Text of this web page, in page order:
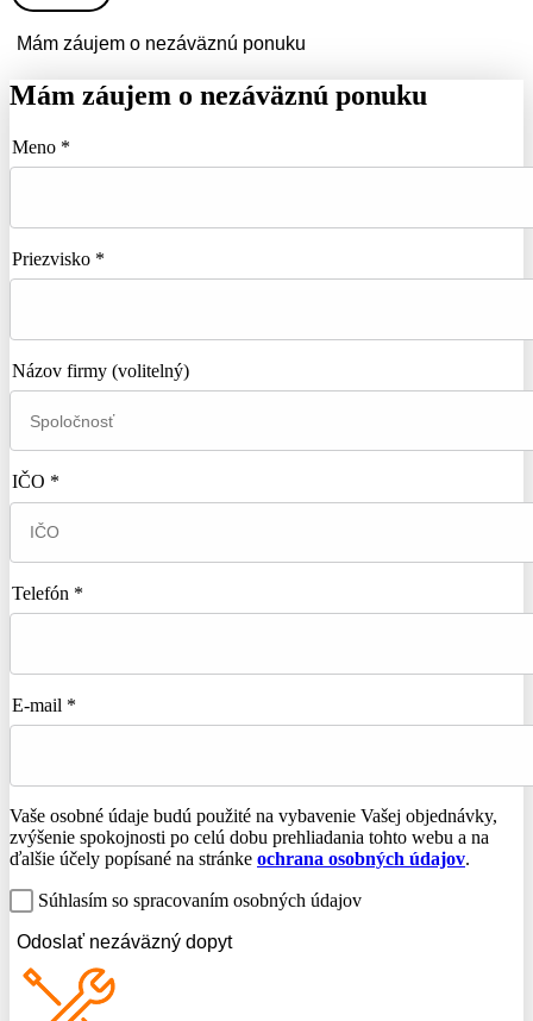
Mám záujem o nezáväznú ponuku
Mám záujem o nezáväznú ponuku
Meno *
Priezvisko *
Názov firmy (volitelný)
IČO *
Telefón *
E-mail *
Vaše osobné údaje budú použité na vybavenie Vašej objednávky,
zvýšenie spokojnosti po celú dobu prehliadania tohto webu a na
ďalšie účely popísané na stránke ochrana osobných údajov.
Súhlasím so spracovaním osobných údajov
Odoslať nezáväzný dopyt